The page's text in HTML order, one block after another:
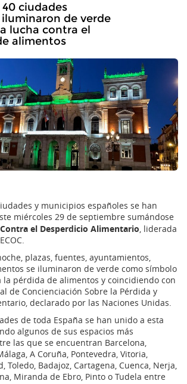
ciudades
iluminaron de verde
lucha contra el
alimentos
y municipios españoles se han
miércoles 29 de septiembre sumándose
el Desperdicio Alimentario, liderada
plazas, fuentes, ayuntamientos,
se iluminaron de verde como símbolo
la pérdida de alimentos y coincidiendo con
de Concienciación Sobre la Pérdida y
declarado por las Naciones Unidas.
de toda España se han unido a esta
algunos de sus espacios más
las que se encuentran Barcelona,
A Coruña, Pontevedra, Vitoria,
Toledo, Badajoz, Cartagena, Cuenca, Nerja,
Miranda de Ebro, Pinto o Tudela entre